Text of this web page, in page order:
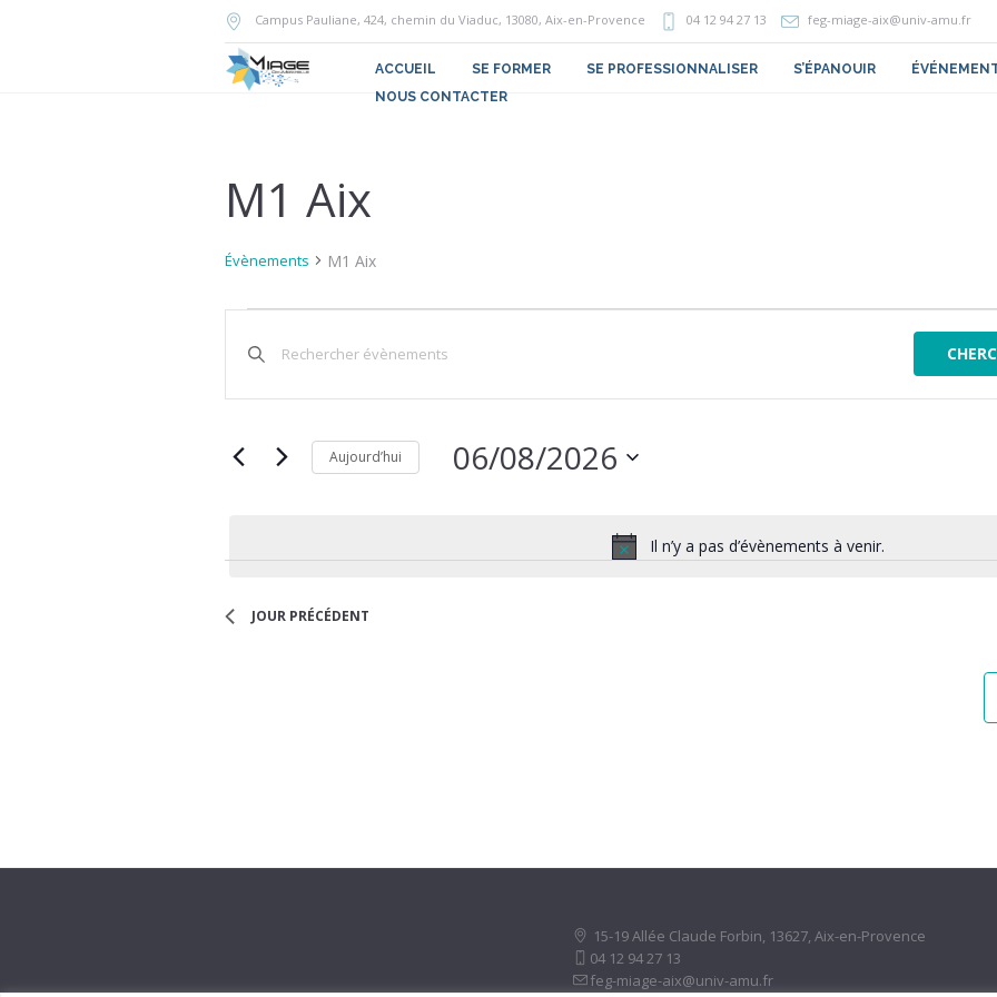
Campus Pauliane, 424, chemin du Viaduc, 13080, Aix-en-Provence 04 12 94 27 13 feg-miage-aix@univ-amu.fr
ACCUEIL SE FORMER SE PROFESSIONNALISER S’ÉPANOUIR
NOUS CONTACTER
M1 Aix
Évènements M1 Aix
for
6
2026
Notice
Il n’y a pas d’évènements à venir.
et
navigation
vues
mot-
Rechercher
par
mot-
Aujourd’hui 06/08/2026
JOUR PRÉCÉDENT
15-19 Allée Claude Forbin, 13627, Aix-en-Provence
04 12 94 27 13
feg-miage-aix@univ-amu.fr